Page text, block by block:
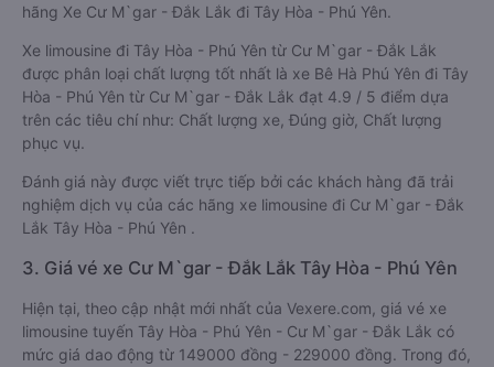
hãng Xe Cư M`gar - Đắk Lắk đi Tây Hòa - Phú Yên.
Xe limousine đi Tây Hòa - Phú Yên từ Cư M`gar - Đắk Lắk
được phân loại chất lượng tốt nhất là xe Bê Hà Phú Yên đi Tây
Hòa - Phú Yên từ Cư M`gar - Đắk Lắk đạt 4.9 / 5 điểm dựa
trên các tiêu chí như: Chất lượng xe, Đúng giờ, Chất lượng
phục vụ.
Đánh giá này được viết trực tiếp bởi các khách hàng đã trải
nghiệm dịch vụ của các hãng xe limousine đi Cư M`gar - Đắk
Lắk Tây Hòa - Phú Yên .
3. Giá vé xe Cư M`gar - Đắk Lắk Tây Hòa - Phú Yên
Hiện tại, theo cập nhật mới nhất của Vexere.com, giá vé xe
limousine tuyến Tây Hòa - Phú Yên - Cư M`gar - Đắk Lắk có
mức giá dao động từ 149000 đồng - 229000 đồng. Trong đó,